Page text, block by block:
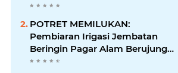
POTRET MEMILUKAN:
Pembiaran Irigasi Jembatan
Beringin Pagar Alam Berujung
'Bencana' Bagi Petani